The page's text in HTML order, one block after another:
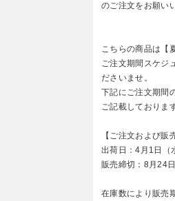
のご注文をお願い
こちらの商品は【
ご注文期間スケジ
ださいませ。
下記にご注文期間
ご記載しておりま
【ご注文および販
出荷日：4月1日（
販売締切：8月24
在庫数により販売